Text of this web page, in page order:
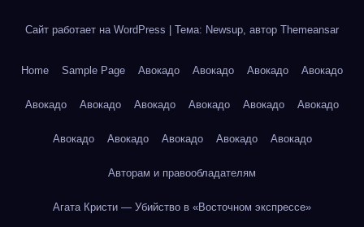
Сайт работает на WordPress Тема: Newsup, автор Themeansar
Home Sample Page Авокадо Авокадо Авокадо Авокадо
Авокадо Авокадо Авокадо Авокадо Авокадо Авокадо
Авокадо Авокадо Авокадо Авокадо Авокадо
Авторам и правообладателям
Агата Кристи — Убийство в «Восточном экспрессе»